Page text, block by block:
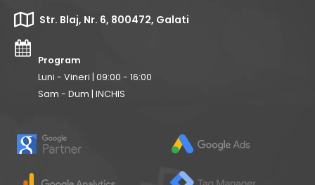
Str. Blaj, Nr. 6, 800472, Galati
Program
Luni - Vineri | 09:00 - 16:00
Sam - Dum | INCHIS